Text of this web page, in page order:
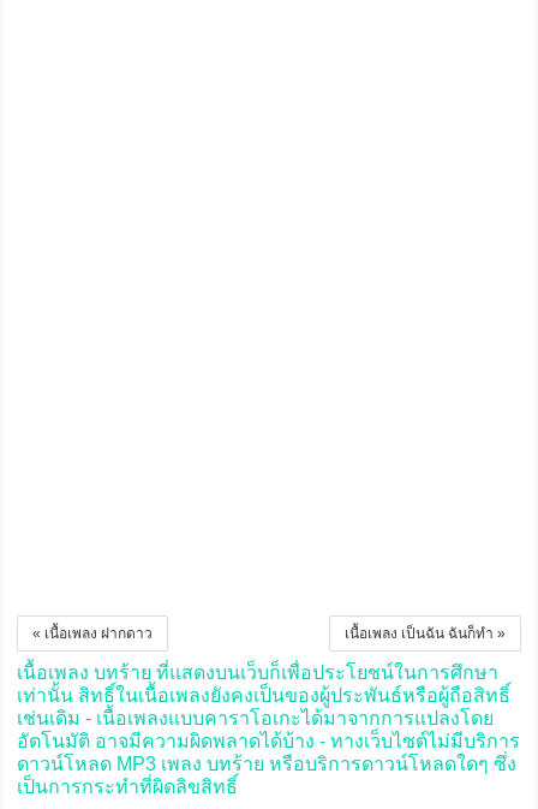
เนื้อเพลง เป็นฉัน ฉันก็ทำ »
« เนื้อเพลง ฝากดาว
เนื้อเพลง บทร้าย ที่แสดงบนเว็บก็เพื่อประโยชน์ในการศึกษา
เท่านั้น สิทธิ์ในเนื้อเพลงยังคงเป็นของผู้ประพันธ์หรือผู้ถือสิทธิ์
เช่นเดิม - เนื้อเพลงแบบคาราโอเกะได้มาจากการแปลงโดย
อัตโนมัติ อาจมีความผิดพลาดได้บ้าง - ทางเว็บไซต์ไม่มีบริการ
ดาวน์โหลด MP3 เพลง บทร้าย หรือบริการดาวน์โหลดใดๆ ซึ่ง
เป็นการกระทำที่ผิดลิขสิทธิ์